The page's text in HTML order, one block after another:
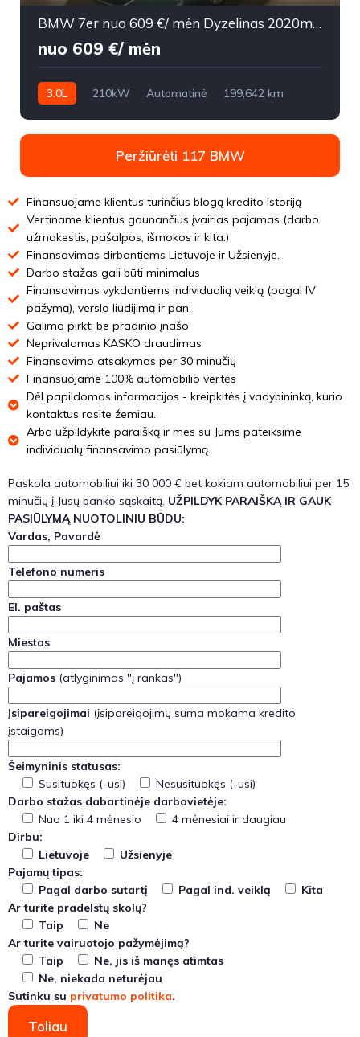
BMW 7er nuo 609 €/ mėn Dyzelinas 2020m. Sedanas Automatinė
nuo 609 €/ mėn
3.0L 210kW Automatinė
199,642 km
Peržiūrėti 117 BMW
Finansuojame klientus turinčius blogą kredito istoriją
Vertiname klientus gaunančius įvairias pajamas (darbo
užmokestis, pašalpos, išmokos ir kita.)
Finansavimas dirbantiems Lietuvoje ir Užsienyje.
Darbo stažas gali būti minimalus
Finansavimas vykdantiems individualią veiklą (pagal IV
pažymą), verslo liudijimą ir pan.
Galima pirkti be pradinio įnašo
Neprivalomas KASKO draudimas
Finansavimo atsakymas per 30 minučių
Finansuojame 100% automobilio vertės
Dėl papildomos informacijos - kreipkitės į vadybininką, kurio
kontaktus rasite žemiau.
Arba užpildykite paraišką ir mes su Jums pateiksime
individualų finansavimo pasiūlymą.
Paskola automobiliui iki 30 000 € bet kokiam automobiliui per 15
minučių į Jūsų banko sąskaitą. UŽPILDYK PARAIŠKĄ IR GAUK
PASIŪLYMĄ NUOTOLINIU BŪDU:
Vardas, Pavardė
Telefono numeris
El. paštas
Miestas
Pajamos (atlyginimas "į rankas")
Įsipareigojimai (įsipareigojimų suma mokama kredito
įstaigoms)
Šeimyninis statusas:
Susituokęs (-usi)
Nesusituokęs (-usi)
Darbo stažas dabartinėje darbovietėje:
Nuo 1 iki 4 mėnesio
4 mėnesiai ir daugiau
Dirbu:
Lietuvoje
Užsienyje
Pajamų tipas:
Pagal darbo sutartį
Pagal ind. veiklą
Kita
Ar turite pradelstų skolų?
Taip
Ne
Ar turite vairuotojo pažymėjimą?
Taip
Ne, jis iš manęs atimtas
Ne, niekada neturėjau
Sutinku su privatumo politika.
Toliau